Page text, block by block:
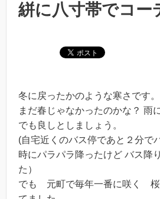
絣に八寸帯でコー
冬に戻ったかのような寒さです。
まだ春じゃなかったのかな？ 雨
でも良しとしましょう。
(自宅近くのバス停であと２分で
時にパラパラ降ったけど バス降
た）
でも 元町で毎年一番に咲く 桜